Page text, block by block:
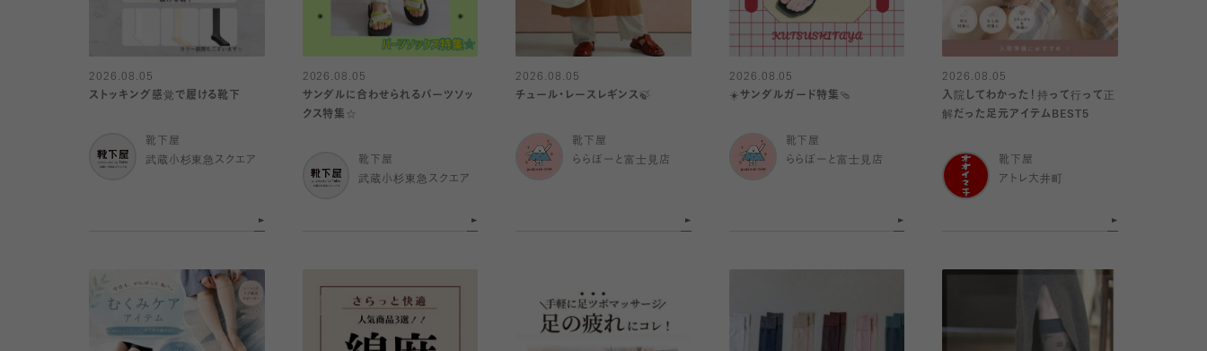
2026.08.05
ストッキング感覚で履ける靴下
靴下屋
武蔵小杉東急スクエア
2026.08.05
サンダルに合わせられるパーツソッ
クス特集☆
靴下屋
武蔵小杉東急スクエア
2026.08.05
チュール・レースレギンス🍃
靴下屋
ららぽーと富士見店
2026.08.05
☀️サンダルガード特集🩴
靴下屋
ららぽーと富士見店
2026.08.05
入院してわかった！持って行って正
解だった足元アイテムBEST5
靴下屋
アトレ大井町